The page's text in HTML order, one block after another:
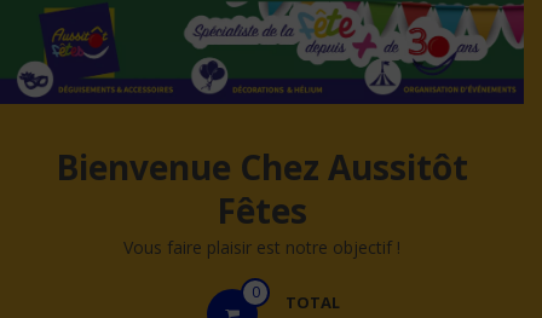
contenu
Bienvenue Chez Aussitôt
Fêtes
Vous faire plaisir est notre objectif !
0 TOTAL